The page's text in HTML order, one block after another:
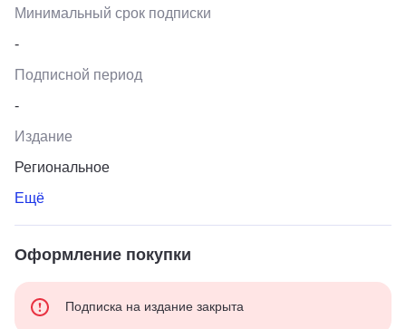
Минимальный срок подписки
-
Подписной период
-
Издание
Региональное
Ещё
Оформление покупки
Подписка на издание закрыта